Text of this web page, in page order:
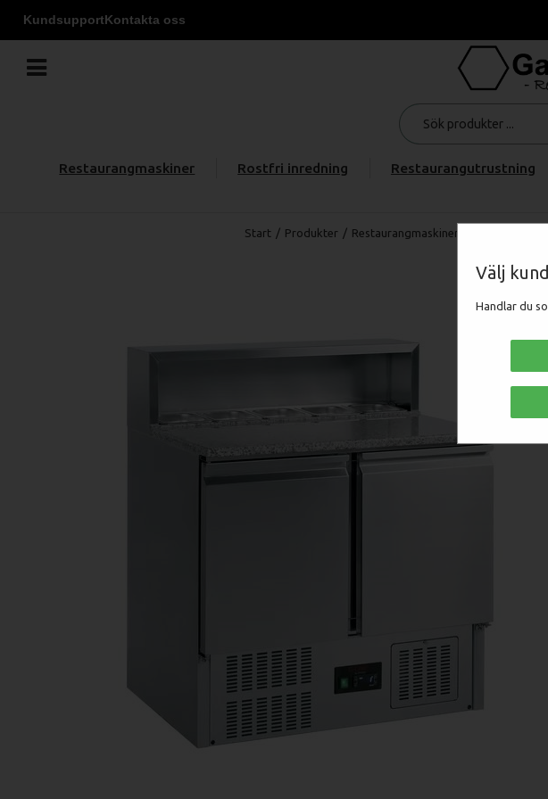
KundsupportKontakta oss
Välj
Handlar du
Restaurangmaskiner Rostfri inredning Restaurangutrustning
Start / Produkter / Restaurangmaskiner